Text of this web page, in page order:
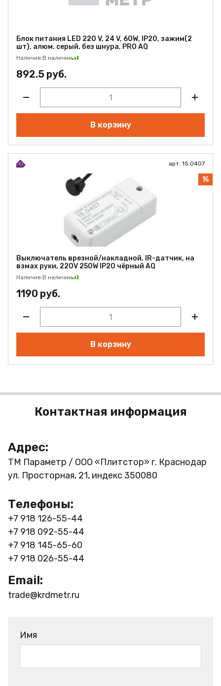
Блок питания LED 220 V, 24 V, 60W, IP20, зажим(2
шт), алюм. серый, без шнура, PRO AQ
Наличие:В наличии
892.5 руб.
В корзину
арт. 15.0407
%
Выключатель врезной/накладной, IR-датчик, на
взмах руки, 220V 250W IP20 чёрный AQ
Наличие:В наличии
1190 руб.
В корзину
Контактная информация
Адрес:
ТМ Параметр / ООО «Плитстор» г. Краснодар
ул. Просторная, 21, индекс 350080
Телефоны:
+7 918 126-55-44
+7 918 092-55-44
+7 918 145-65-60
+7 918 026-55-44
Email:
trade@krdmetr.ru
Имя